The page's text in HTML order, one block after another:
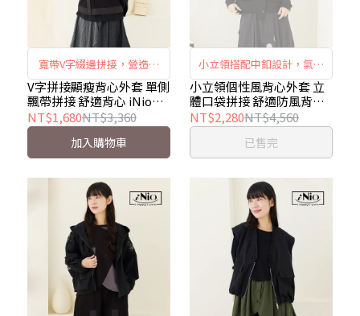
寬帶V字綴邊拼接，營造修
身效果，單側飄帶設計，打
造視覺變化，舒適寬鬆版
型，百搭自在時尚。
V字拼接顯瘦背心外套 單側
飄帶拼接 舒適背心 iNio衣
著美學 CEW4806
NT$1,680NT$3,360
加入購物車
小立領搭配中釦設計，氣質
優雅時尚美型，立體口袋拼
接，實用又兼具造型，寬版
剪裁穿著舒適，又防風好
看。
小立領個性風背心外套 立
體口袋拼接 舒適防風背心
iNio衣著美學 CEW4805
NT$2,280NT$4,560
已售完